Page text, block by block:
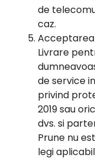
de
caz.
Livrare
de service
privind
2019 sau
dvs. si
Prune nu
legi